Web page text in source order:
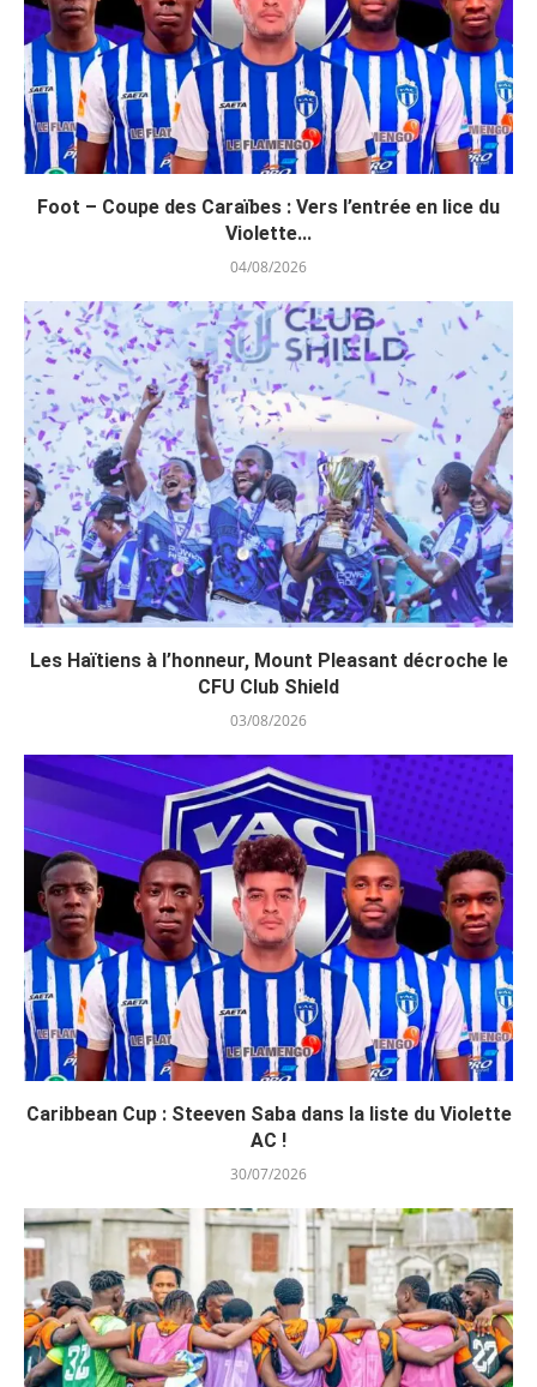
Foot – Coupe des Caraïbes : Vers l’entrée en lice du
Violette...
04/08/2026
Les Haïtiens à l’honneur, Mount Pleasant décroche le
CFU Club Shield
03/08/2026
Caribbean Cup : Steeven Saba dans la liste du Violette
AC !
30/07/2026